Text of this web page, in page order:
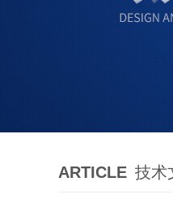
ARTICLE 技术